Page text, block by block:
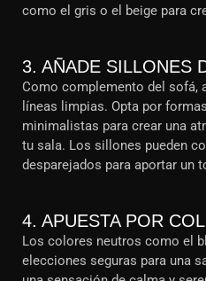
como el gris o el beige para
3. AÑADE SILLONES
Como complemento del sofá,
líneas limpias. Opta por
minimalistas para crear una
tu sala. Los sillones pueden
desparejados para aportar un
4. APUESTA POR
Los colores neutros como el
elecciones seguras para una